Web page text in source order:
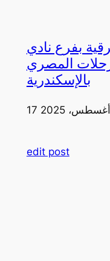
بفرع نادي
المصري
بالإسكندرية
17 أغسطس، 2025
edit post